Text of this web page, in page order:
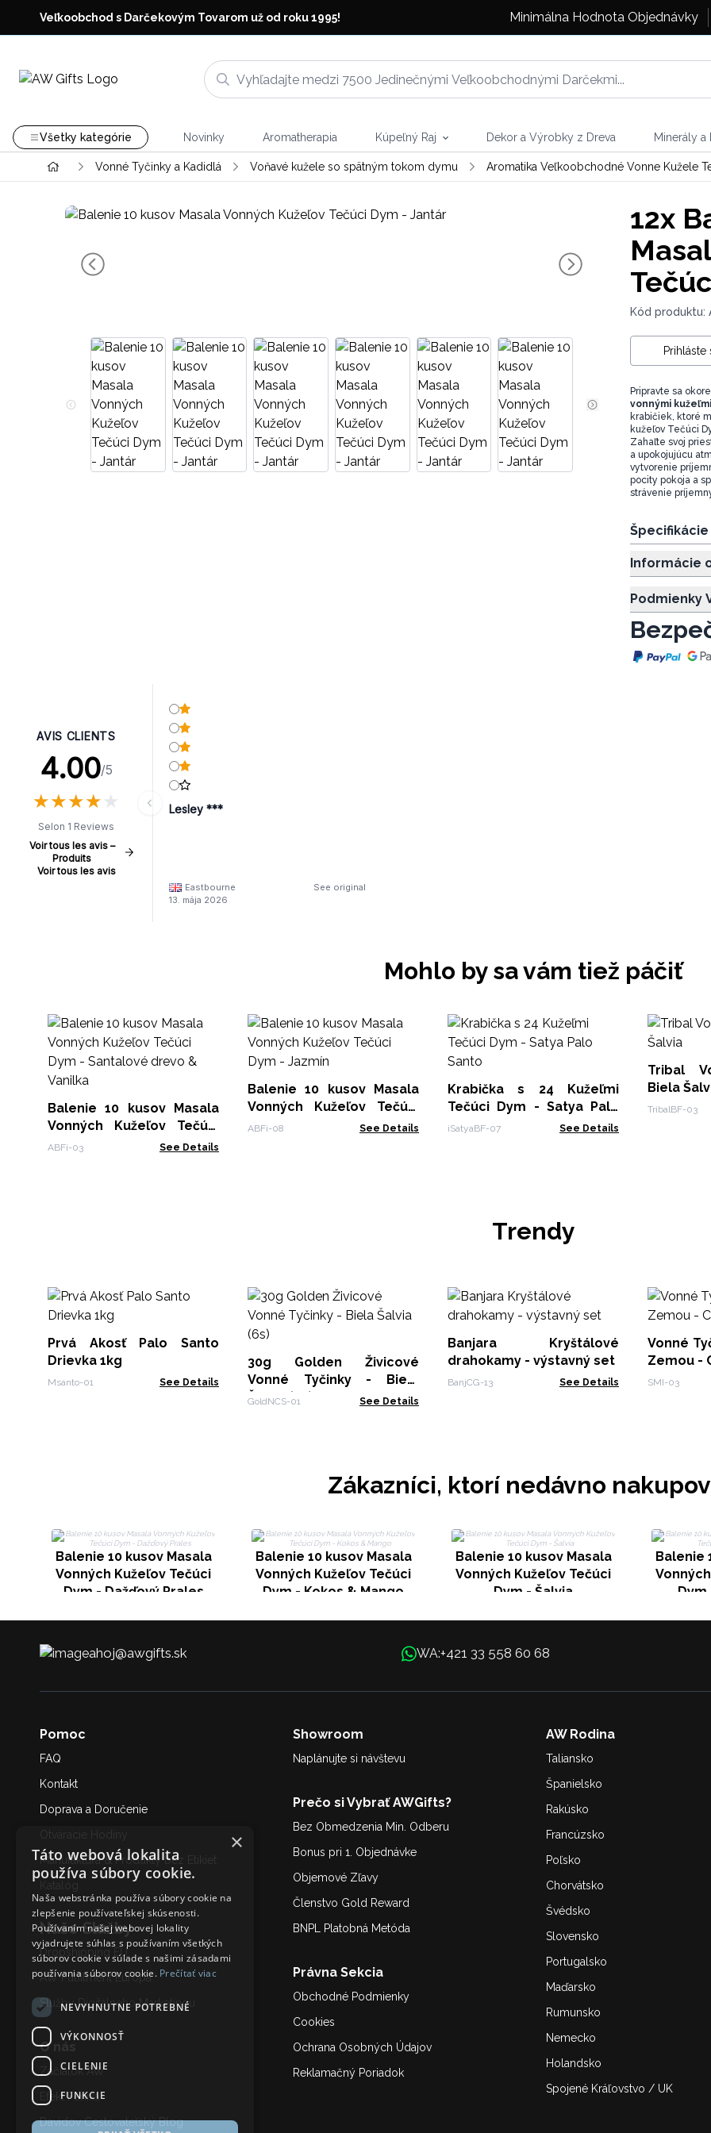
Veľkoobchod s Darčekovým Tovarom už od roku 1995! Minimálna Hodnota Objednávky
Všetky kategórie Novinky Aromatherapia Kúpeľný Raj Dekor a Výrobky z Dreva Minerály a
Vonné Tyčinky a Kadidlá Voňavé kužele so spätným tokom dymu Aromatika Veľkoobchodné Vonne Kužele
12x
Kód produktu:
Pripravte sa
vonnými
krabičiek, ktoré
kužeľov Tečúci
Zahaľte svoj
a upokojujúcu
vytvorenie
pocity pokoja a
strávenie
Informácie
Podmienky
AVIS CLIENTS
4.00/5
★★★★ ★
★★★★ ★
Selon 1 Reviews
Voir tous les avis –
Produits
Voir tous les avis
Lesley ***
Eastbourne
See original
13. mája 2026
Mohlo by sa vám tiež páčiť
Balenie 10 kusov Masala
Vonných Kužeľov Tečúci
Dym - Santalové drevo &
ABFi-03 See Details
Balenie 10 kusov Masala
Vonných Kužeľov Tečúci
Dym - Jazmín
ABFi-08 See Details
Krabička s 24 Kužeľmi
Tečúci Dym - Satya Palo
Santo
iSatyaBF-07 See Details
Tribal
Biela
TribalBF-03
Trendy
Prvá Akosť Palo Santo
Drievka 1kg
Msanto-01 See Details
30g Golden Živicové
Vonné Tyčinky - Biela
Šalvia (6s)
GoldNCS-01 See Details
Banjara Kryštálové
drahokamy - výstavný set
BanjCG-13 See Details
Vonné Tyčinky
Zemou -
SMI-03
Zákazníci, ktorí nedávno
Balenie 10 kusov Masala
Vonných Kužeľov Tečúci
Dym - Dažďový Prales
Balenie 10 kusov Masala
Vonných Kužeľov Tečúci
Dym - Kokos & Mango
Balenie 10 kusov Masala
Vonných Kužeľov Tečúci
Dym - Šalvia
Balenie
Dym
ahoj@awgifts.sk WA:+421 33 558 60 68
Pomoc
FAQ
Kontakt
Doprava a Doručenie
Manufaktúra & Produkty bez Etikiet
Naše Služby
Dropshipping EU
AW Fulfilment Európa
Služby Digitálneho Marketing
O nás
Začiatok AW
Efekt Fénixa
Davidov Cestovateľský Blog
Showroom
Naplánujte si návštevu
Prečo si Vybrať AWGifts?
Bez Obmedzenia Min. Odberu
Bonus pri 1. Objednávke
Objemové Zľavy
Členstvo Gold Reward
BNPL Platobná Metóda
Právna Sekcia
Obchodné Podmienky
Cookies
Ochrana Osobných Údajov
Reklamačný Poriadok
AW Rodina
Taliansko
Španielsko
Rakúsko
Francúzsko
Poľsko
Chorvátsko
Švédsko
Slovensko
Portugalsko
Maďarsko
Rumunsko
Nemecko
Holandsko
Spojené Kráľovstvo / UK
×
Táto webová lokalita
používa súbory cookie.
Naša webstránka používa súbory cookie na
zlepšenie používateľskej skúsenosti.
Používaním našej webovej lokality
vyjadrujete súhlas s používaním všetkých
súborov cookie v súlade s našimi zásadami
používania súborov cookie. Prečítať viac
NEVYHNUTNE POTREBNÉ
VÝKONNOSŤ
CIELENIE
FUNKCIE